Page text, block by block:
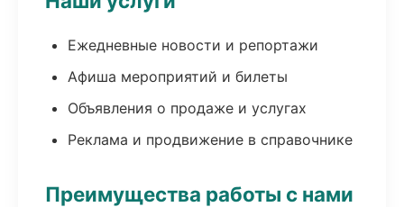
Ежедневные новости и репортажи
Афиша мероприятий и билеты
Объявления о продаже и услугах
Реклама и продвижение в справочнике
Преимущества работы с нами